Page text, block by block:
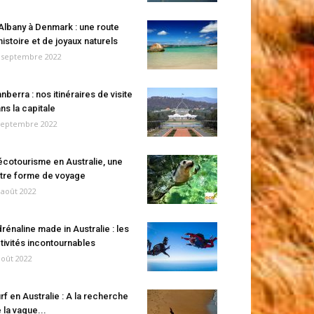
à Denmark : une route
et de joyaux naturels
2022
: nos itinéraires de visite
la capitale
2022
en Australie, une
forme de voyage
2022
made in Australie : les
incontournables
2022
en Australie : A la recherche
la vague...